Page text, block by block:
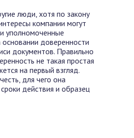
люди, хотя по закону
компании могут
уполномоченные
основании доверенности
документов. Правильно
не такая простая
на первый взгляд.
для чего она
действия и образец